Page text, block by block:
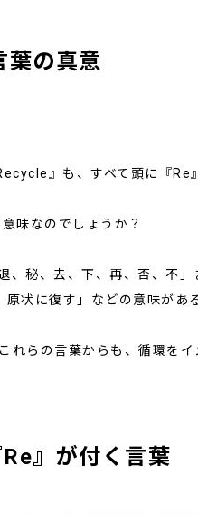
の真意
』も、すべて頭に『Re
味なのでしょうか？
、秘、去、下、再、否、不」
状に復す」などの意味があ
れらの言葉からも、循環を
』が付く言葉